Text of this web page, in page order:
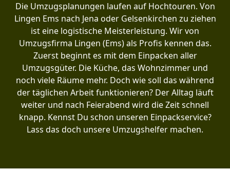
Die Umzugsplanungen laufen auf Hochtouren. Von
Lingen Ems nach Jena oder Gelsenkirchen zu ziehen
ist eine logistische Meisterleistung. Wir von
Umzugsfirma Lingen (Ems) als Profis kennen das.
Zuerst beginnt es mit dem Einpacken aller
Umzugsgüter. Die Küche, das Wohnzimmer und
noch viele Räume mehr. Doch wie soll das während
der täglichen Arbeit funktionieren? Der Alltag läuft
weiter und nach Feierabend wird die Zeit schnell
knapp. Kennst Du schon unseren Einpackservice?
Lass das doch unsere Umzugshelfer machen.